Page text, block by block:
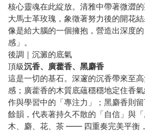
核心靈魂在此綻放。清雅中帶著微澀
大馬士革玫瑰，象徵著努力後的開花
像是給大腦的一個擁抱，營造出深度
感」。
後調｜沉澱的底氣
頂級沉香、廣藿香、黑麝香
這是一切的基石。深邃的沉香帶來至
感；廣藿香的木質底蘊穩穩地定住香
作與學習中的「專注力」；黑麝香則
餘韻，代表著持久不散的「自信」與「
木、麝、花、茶 —— 四重奏完美平衡